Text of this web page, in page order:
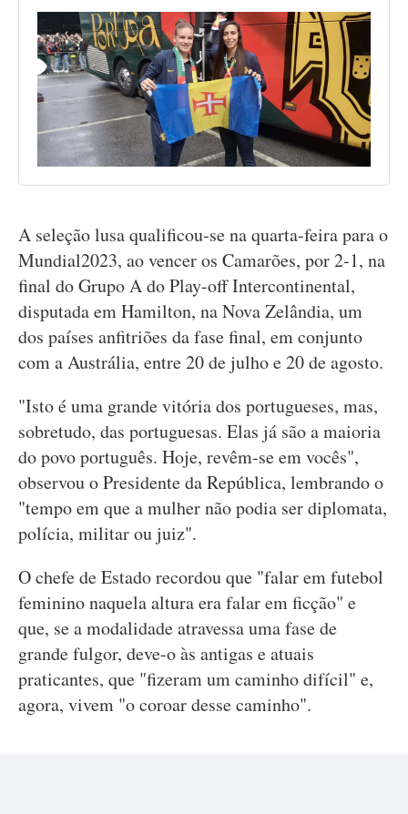
A seleção lusa qualificou-se na quarta-feira para o
Mundial2023, ao vencer os Camarões, por 2-1, na
final do Grupo A do Play-off Intercontinental,
disputada em Hamilton, na Nova Zelândia, um
dos países anfitriões da fase final, em conjunto
com a Austrália, entre 20 de julho e 20 de agosto.
"Isto é uma grande vitória dos portugueses, mas,
sobretudo, das portuguesas. Elas já são a maioria
do povo português. Hoje, revêm-se em vocês",
observou o Presidente da República, lembrando o
"tempo em que a mulher não podia ser diplomata,
polícia, militar ou juiz".
O chefe de Estado recordou que "falar em futebol
feminino naquela altura era falar em ficção" e
que, se a modalidade atravessa uma fase de
grande fulgor, deve-o às antigas e atuais
praticantes, que "fizeram um caminho difícil" e,
agora, vivem "o coroar desse caminho".